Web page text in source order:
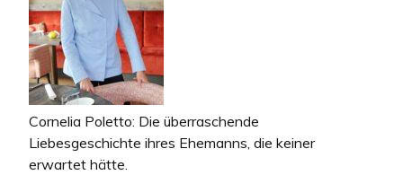
Cornelia Poletto: Die überraschende
Liebesgeschichte ihres Ehemanns, die keiner
erwartet hätte.